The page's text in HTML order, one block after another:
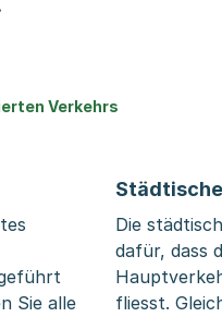
Verkehrs
Sie alle
Die
dafür, dass
fliesst.